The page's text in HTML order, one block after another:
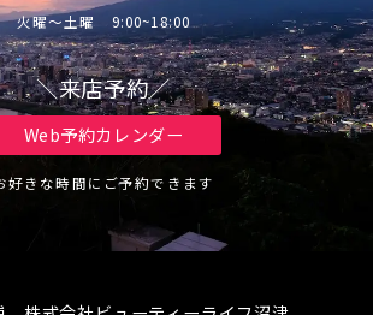
火曜～土曜 9:00~18:00
＼来店予約／
Web予約カレンダー
好きな時間にご予約できます